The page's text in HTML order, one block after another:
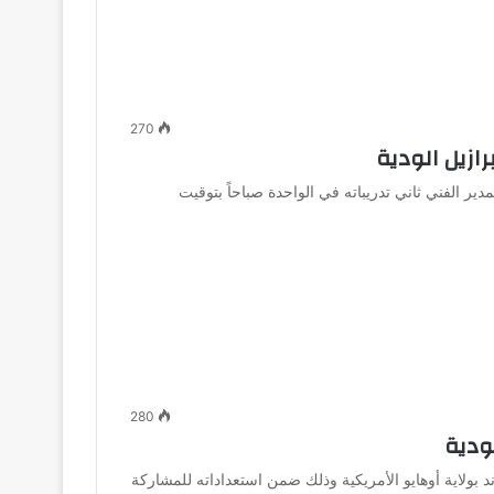
270
الودية
الفني ثاني تدريباته في الواحدة صباحاً بتوقيت
280
أوهايو الأمريكية وذلك ضمن استعداداته للمشاركة